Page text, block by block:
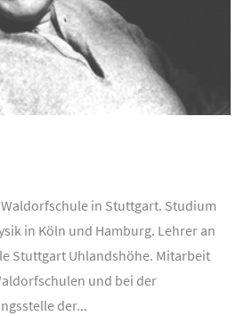
Waldorfschule in Stuttgart. Studium
in Köln und Hamburg. Lehrer an
Stuttgart Uhlandshöhe. Mitarbeit
und bei der
der...